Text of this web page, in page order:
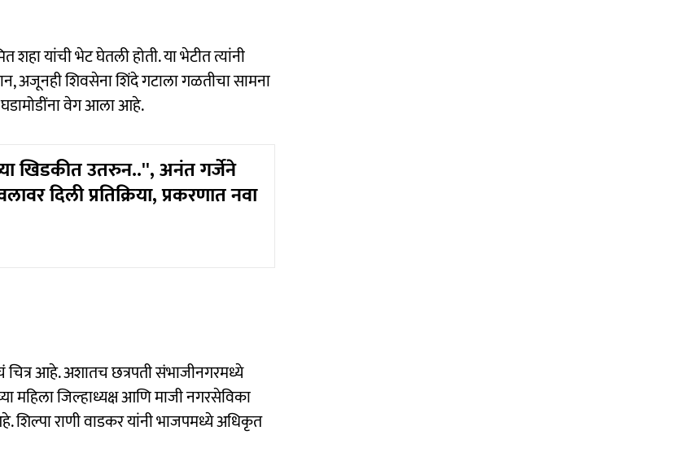
शहा यांची भेट घेतली होती. या भेटीत त्यांनी
अजूनही शिवसेना शिंदे गटाला गळतीचा सामना
वेग आला आहे.
खिडकीत उतरुन..'', अनंत गर्जेने
दिली प्रतिक्रिया, प्रकरणात नवा
आहे. अशातच छत्रपती संभाजीनगरमध्ये
महिला जिल्हाध्यक्ष आणि माजी नगरसेविका
शिल्पा राणी वाडकर यांनी भाजपमध्ये अधिकृत